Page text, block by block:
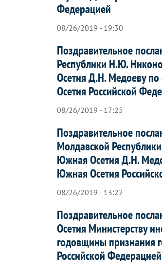
Федерацией
08/26/2019 - 19:30
Поздравительное
Республики Н.Ю.
Осетия Д.Н. Медоеву
Осетия Российской
08/26/2019 - 17:25
Поздравительное
Молдавской
Южная Осетия Д.Н.
Южная Осетия
08/26/2019 - 13:22
Поздравительное
Осетия Министерству
годовщины признания
Российской Федерацией